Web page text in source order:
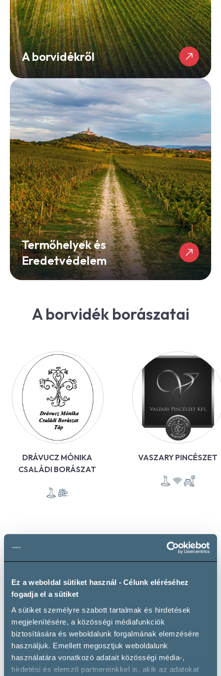
Ez a weboldal sütiket használ - Célunk eléréséhez
fogadja el a sütiket
A sütiket személyre szabott tartalmak és hirdetések
megjelenítésére, a közösségi médiafunkciók
biztosítására és weboldalunk forgalmának elemzésére
használjuk. Emellett megosztjuk weboldalunk
használatára vonatkozó adatait közösségi média-,
hirdetési és elemző partnereinkkel is, akik az adatokat
A borvidékről
Termőhelyek és
Eredetvédelem
A borvidék borászatai
DRÁVUCZ MÓNIKA
CSALÁDI BORÁSZAT
VASZARY PINCÉSZET
További borászatok
Események
Boros események, rendezvények, fesztiválok
az ország minden pontjáról